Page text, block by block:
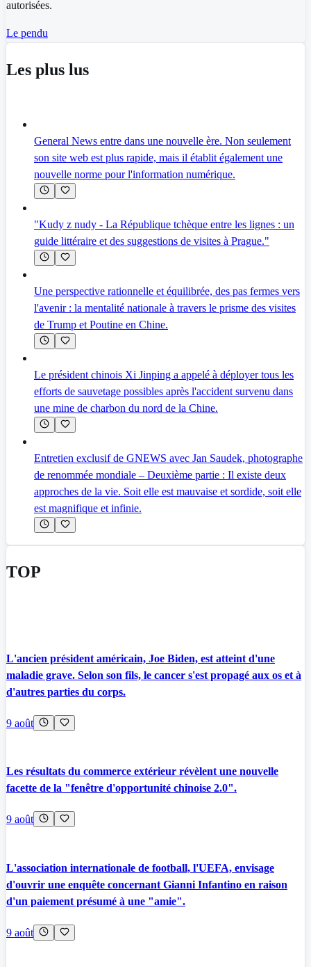
autorisées.
Le pendu
Les plus lus
General News entre dans une nouvelle ère. Non seulement
son site web est plus rapide, mais il établit également une
nouvelle norme pour l'information numérique.
"Kudy z nudy - La République tchèque entre les lignes : un
guide littéraire et des suggestions de visites à Prague."
Une perspective rationnelle et équilibrée, des pas fermes vers
l'avenir : la mentalité nationale à travers le prisme des visites
de Trump et Poutine en Chine.
Le président chinois Xi Jinping a appelé à déployer tous les
efforts de sauvetage possibles après l'accident survenu dans
une mine de charbon du nord de la Chine.
Entretien exclusif de GNEWS avec Jan Saudek, photographe
de renommée mondiale – Deuxième partie : Il existe deux
approches de la vie. Soit elle est mauvaise et sordide, soit elle
est magnifique et infinie.
TOP
L'ancien président américain, Joe Biden, est atteint d'une
maladie grave. Selon son fils, le cancer s'est propagé aux os et à
d'autres parties du corps.
9 août
Les résultats du commerce extérieur révèlent une nouvelle
facette de la "fenêtre d'opportunité chinoise 2.0".
9 août
L'association internationale de football, l'UEFA, envisage
d'ouvrir une enquête concernant Gianni Infantino en raison
d'un paiement présumé à une "amie".
9 août